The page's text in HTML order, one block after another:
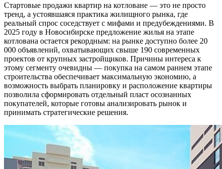
Стартовые продажи квартир на котловане — это не просто
тренд, а устоявшаяся практика жилищного рынка, где
реальный спрос соседствует с мифами и предубеждениями. В
2025 году в Новосибирске предложение жилья на этапе
котлована остается рекордным: на рынке доступно более 20
000 объявлений, охватывающих свыше 190 современных
проектов от крупных застройщиков. Причины интереса к
этому сегменту очевидны — покупка на самом раннем этапе
строительства обеспечивает максимальную экономию, а
возможность выбрать планировку и расположение квартиры
позволила сформировать отдельный пласт осознанных
покупателей, которые готовы анализировать рынок и
принимать стратегические решения.